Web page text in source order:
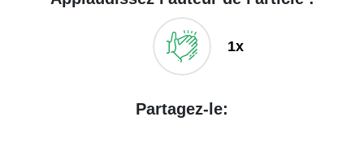
1x
Partagez-le: